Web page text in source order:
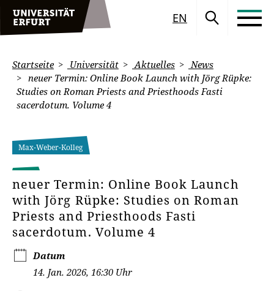
EN
Startseite Universität Aktuelles
News
neuer Termin: Online Book Launch with Jörg Rüpke:
Studies on Roman Priests and Priesthoods Fasti
sacerdotum. Volume 4
Max-Weber-Kolleg
neuer Termin: Online Book Launch
with Jörg Rüpke: Studies on Roman
Priests and Priesthoods Fasti
sacerdotum. Volume 4
Datum
14. Jan. 2026, 16:30 Uhr